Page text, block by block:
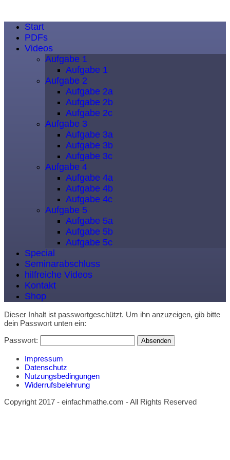
Start
PDFs
Videos
Aufgabe 1
Aufgabe 1
Aufgabe 2
Aufgabe 2a
Aufgabe 2b
Aufgabe 2c
Aufgabe 3
Aufgabe 3a
Aufgabe 3b
Aufgabe 3c
Aufgabe 4
Aufgabe 4a
Aufgabe 4b
Aufgabe 4c
Aufgabe 5
Aufgabe 5a
Aufgabe 5b
Aufgabe 5c
Special
Seminarabschluss
hilfreiche Videos
Kontakt
Shop
Dieser Inhalt ist passwortgeschützt. Um ihn anzuzeigen, gib bitte
dein Passwort unten ein:
Passwort:
Impressum
Datenschutz
Nutzungsbedingungen
Widerrufsbelehrung
Copyright 2017 - einfachmathe.com - All Rights Reserved